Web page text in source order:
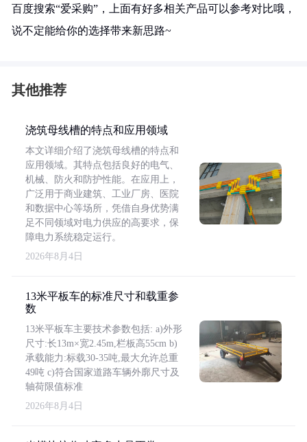
百度搜索“爱采购”，上面有好多相关产品可以参考对比哦，
说不定能给你的选择带来新思路~
其他推荐
浇筑母线槽的特点和应用领域
本文详细介绍了浇筑母线槽的特点和
应用领域。其特点包括良好的电气、
机械、防火和防护性能。在应用上，
广泛用于商业建筑、工业厂房、医院
和数据中心等场所，凭借自身优势满
足不同领域对电力供应的高要求，保
障电力系统稳定运行。
2026年8月4日
13米平板车的标准尺寸和载重参
数
13米平板车主要技术参数包括: a)外形
尺寸:长13m×宽2.45m,栏板高55cm b)
承载能力:标载30-35吨,最大允许总重
49吨 c)符合国家道路车辆外廓尺寸及
轴荷限值标准
2026年8月4日